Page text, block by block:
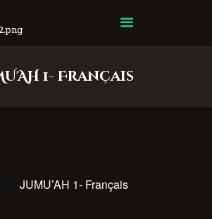
1- Français
Islamique Badr
JUMU’AH 1- Français